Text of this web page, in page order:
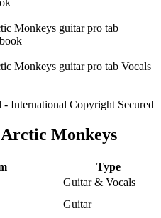
International Copyright Secured
Arctic Monkeys
Type
Guitar & Vocals
Guitar